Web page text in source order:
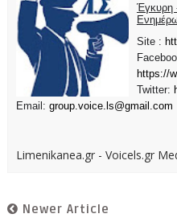
Έγκυρη
Site :
https://
Twitter:
Email: group.voice.ls@gmail.com
Limenikanea.gr - Voicels.gr
Newer Article